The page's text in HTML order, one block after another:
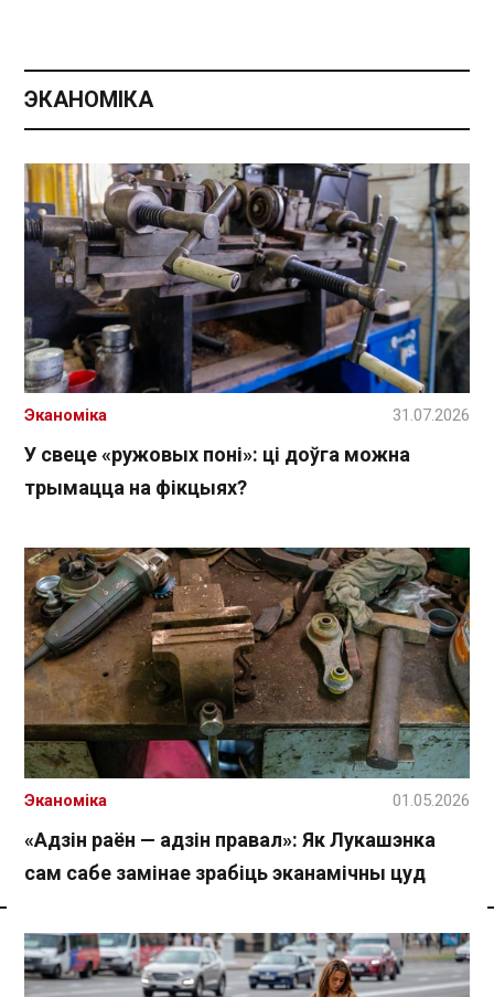
Спасылка без VPN
ЭКАНОМІКА
У свеце «ружовых поні»: ці доўга можна
трымацца на фікцыях?
Эканоміка 31.07.2026
«Адзін раён — адзін правал»: Як Лукашэнка
сам сабе замінае зрабіць эканамічны цуд
Эканоміка 01.05.2026